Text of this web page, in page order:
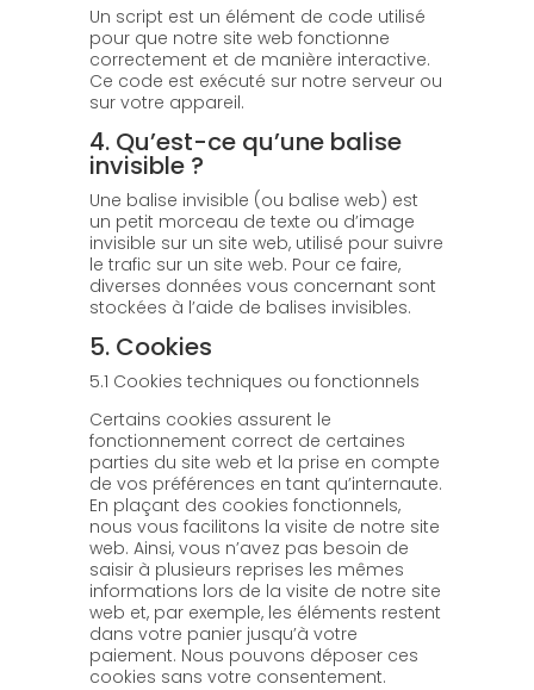
Un script est un élément de code utilisé
pour que notre site web fonctionne
correctement et de manière interactive.
Ce code est exécuté sur notre serveur ou
sur votre appareil.
4. Qu’est-ce qu’une balise
invisible ?
Une balise invisible (ou balise web) est
un petit morceau de texte ou d’image
invisible sur un site web, utilisé pour suivre
le trafic sur un site web. Pour ce faire,
diverses données vous concernant sont
stockées à l’aide de balises invisibles.
5. Cookies
5.1 Cookies techniques ou fonctionnels
Certains cookies assurent le
fonctionnement correct de certaines
parties du site web et la prise en compte
de vos préférences en tant qu’internaute.
En plaçant des cookies fonctionnels,
nous vous facilitons la visite de notre site
web. Ainsi, vous n’avez pas besoin de
saisir à plusieurs reprises les mêmes
informations lors de la visite de notre site
web et, par exemple, les éléments restent
dans votre panier jusqu’à votre
paiement. Nous pouvons déposer ces
cookies sans votre consentement.